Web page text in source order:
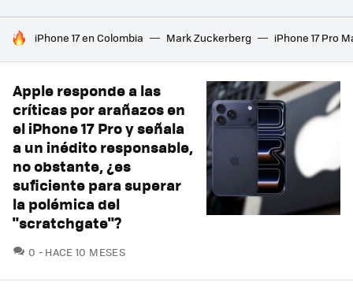
HOY SE HABLA DE
iPhone 17 en Colombia Mark Zuckerberg iPhone 17 Pro
Apple responde a las
críticas por arañazos en
el iPhone 17 Pro y señala
a un inédito responsable,
no obstante, ¿es
suficiente para superar
la polémica del
"scratchgate"?
0 COMENTARIOS
HACE 10 MESES